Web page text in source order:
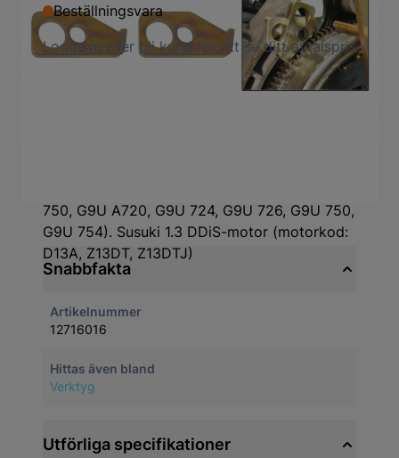
Beställningsvara
Logga ineller bli kund för att se ditt avtalspris
750, G9U A720, G9U 724, G9U 726, G9U 750,
G9U 754). Susuki 1.3 DDiS-motor (motorkod:
D13A, Z13DT, Z13DTJ)
Snabbfakta
Artikelnummer
12716016
Hittas även bland
Verktyg
Utförliga specifikationer